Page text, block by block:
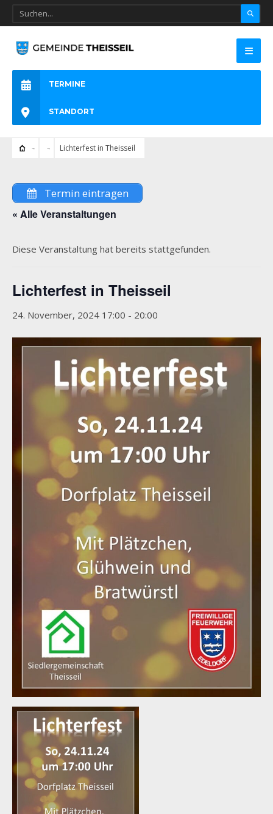
TERMINE
STANDORT
Lichterfest in Theisseil
Termin eintragen
« Alle Veranstaltungen
Diese Veranstaltung hat bereits stattgefunden.
Lichterfest in Theisseil
24. November, 2024 17:00 - 20:00